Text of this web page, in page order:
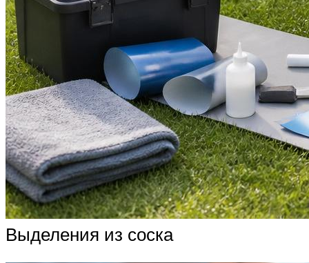
Выделения из соска